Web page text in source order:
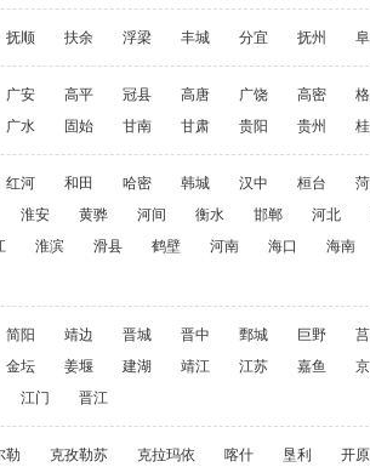
抚顺 扶余 浮梁 丰城 分宜 抚州
广安 高平 冠县 高唐 广饶 高密
广水 固始 甘南 甘肃 贵阳 贵州
红河 和田 哈密 韩城 汉中 桓台
淮安 黄骅 河间 衡水 邯郸 河北
淮滨 滑县 鹤壁 河南 海口 海南
简阳 靖边 晋城 晋中 鄄城 巨野
金坛 姜堰 建湖 靖江 江苏 嘉鱼
江门 晋江
勒 克孜勒苏 克拉玛依 喀什 垦利 开原